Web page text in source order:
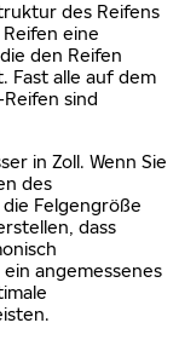
des Reifens
eine
den Reifen
Fast alle auf dem
sind
in Zoll. Wenn Sie
des
Felgengröße
dass
angemessenes